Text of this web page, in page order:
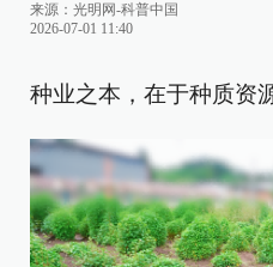
来源： 光明网-科普中国
2026-07-01 11:40
种业之本，在于种质资